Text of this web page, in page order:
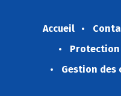
Accueil
Protection
Gestion des